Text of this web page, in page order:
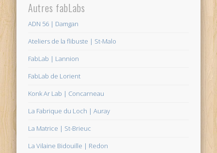
Autres fabLabs
ADN 56 | Damgan
Ateliers de la flibuste | St-Malo
FabLab | Lannion
FabLab de Lorient
Konk Ar Lab | Concarneau
La Fabrique du Loch | Auray
La Matrice | St-Brieuc
La Vilaine Bidouille | Redon